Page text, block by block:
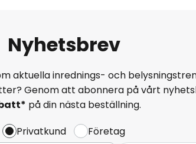
Nyhetsbrev
aktuella inrednings- och
Genom att abonnera på vårt
på din nästa beställning.
Privatkund
Företag